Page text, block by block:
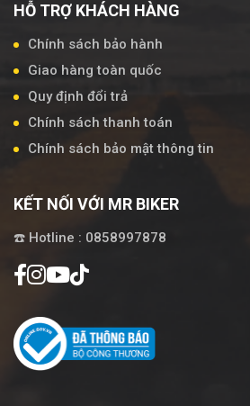
HỖ TRỢ KHÁCH HÀNG
Chính sách bảo hành
Giao hàng toàn quốc
Quy định đổi trả
Chính sách thanh toán
Chính sách bảo mật thông tin
KẾT NỐI VỚI MR BIKER
☎️ Hotline : 0858997878